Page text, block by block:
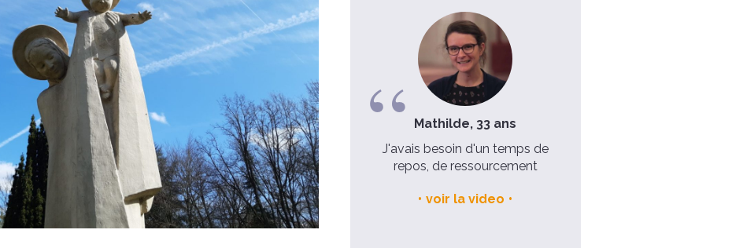
Père Antoine, 47 ans
Donner du temps à Dieu... pour
qu'il nous fasse du bien
voir la video
Mathilde, 33 ans
J'avais besoin d'un temps de
repos, de ressourcement
voir la video